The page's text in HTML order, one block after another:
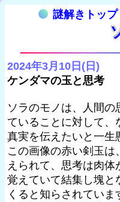
謎解きトップ
2024年3月10日(日)
ケンダマの玉と思考
ソラのモノは、人間の
ていることに対して、
真実を伝えたいと一生
この画像の赤い剣玉
えられて、思考は肉
覚えていて結集し塊と
くると知らされていま